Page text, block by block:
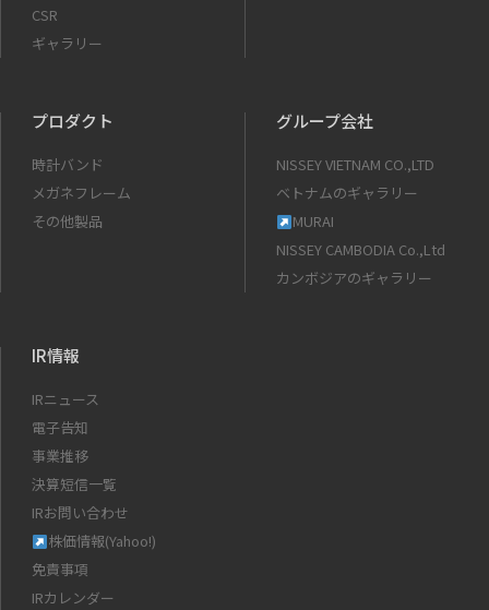
CSR
ギャラリー
プロダクト
時計バンド
メガネフレーム
その他製品
グループ会社
NISSEY VIETNAM CO.,LTD
ベトナムのギャラリー
MURAI
NISSEY CAMBODIA Co.,Ltd
カンボジアのギャラリー
IR情報
IRニュース
電子告知
事業推移
決算短信一覧
IRお問い合わせ
株価情報(Yahoo!)
免責事項
IRカレンダー